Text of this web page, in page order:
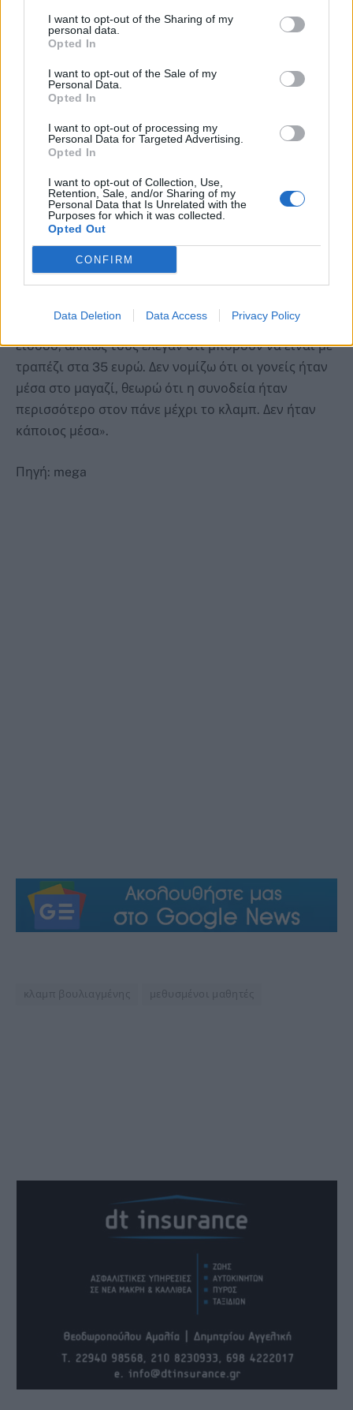
I want to opt-out of the Sharing of my
personal data.
Opted In
I want to opt-out of the Sale of my
Personal Data.
Opted In
I want to opt-out of processing my
Personal Data for Targeted Advertising.
Opted In
I want to opt-out of Collection, Use,
Retention, Sale, and/or Sharing of my
Personal Data that Is Unrelated with the
Purposes for which it was collected.
Opted Out
CONFIRM
Data Deletion Data Access Privacy Policy
χοροεσπερίδες, δεν το θεώρησα ότι ήταν κάτι
τρομερό. Ξέρω το παιδί μου, έχουμε επικοινωνήσει.
Θα ήταν και κάποιες μαμάδες που θα συνόδευαν. Το
παιδί μας εμάς δεν έμπλεξε, δεν ήπιε, ούτε κάποιο
τρομακτικά. Μας πήρε από το κλαμπ ότι ‘μαμά έχει
γίνει χαμός εδώ, ασθενοφόρα, Αστυνομία’. Έκλεισαν
τα φώτα, δεν τους ενημέρωναν, υπήρχε ένας
πανικός μέσα στο κλαμπ. Είπε ο τραγουδιστής
‘μάγκες τώρα τελειώσαμε’ και απλά τα ξαμολήσαν
έξω».
Όπως λέει η ίδια:
«Είχαν την επιλογή των 20 ευρώ για να μπουν με
είσοδο, αλλιώς τους έλεγαν ότι μπορούν να είναι με
τραπέζι στα 35 ευρώ. Δεν νομίζω ότι οι γονείς ήταν
μέσα στο μαγαζί, θεωρώ ότι η συνοδεία ήταν
περισσότερο στον πάνε μέχρι το κλαμπ. Δεν ήταν
κάποιος μέσα».
Πηγή: mega
κλαμπ βουλιαγμένης μεθυσμένοι μαθητές